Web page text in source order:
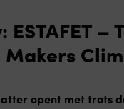
–
Makers
opent met trots